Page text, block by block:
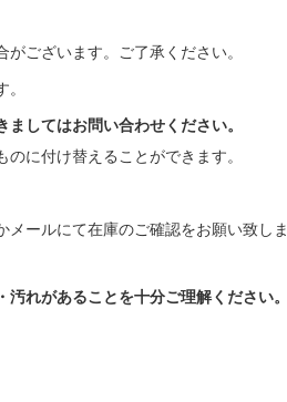
ございます。ご了承ください。
してはお問い合わせください。
に付け替えることができます。
ールにて在庫のご確認をお願い致しま
れがあることを十分ご理解ください。